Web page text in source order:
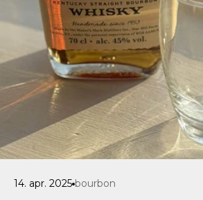
14. apr. 2025 bourbon